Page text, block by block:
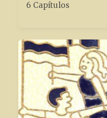
6 Capítulos